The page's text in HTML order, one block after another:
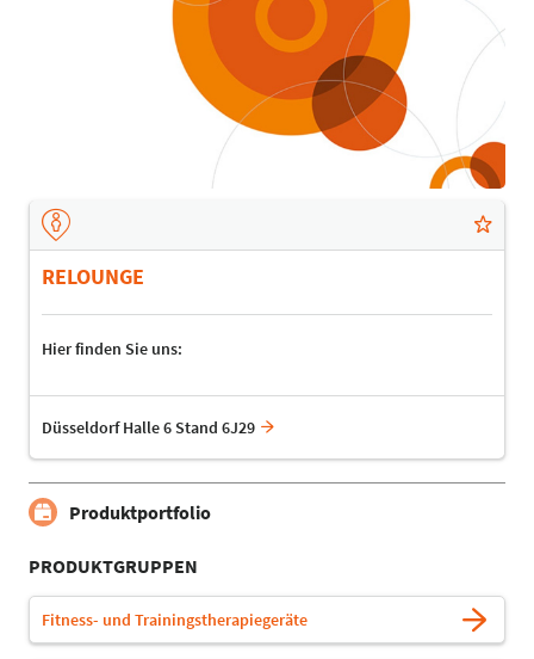
RELOUNGE
Hier finden Sie uns:
Düsseldorf Halle 6 Stand 6J29
Produktportfolio
PRODUKTGRUPPEN
Fitness- und Trainingstherapiegeräte